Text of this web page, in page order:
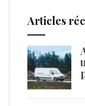
Articles